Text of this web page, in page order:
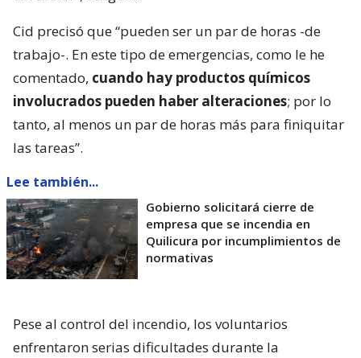
Cid precisó que “pueden ser un par de horas -de
trabajo-. En este tipo de emergencias, como le he
comentado, cuando hay productos químicos
involucrados pueden haber alteraciones; por lo
tanto, al menos un par de horas más para finiquitar
las tareas”.
Lee también...
Gobierno solicitará cierre de
empresa que se incendia en
Quilicura por incumplimientos de
normativas
Pese al control del incendio, los voluntarios
enfrentaron serias dificultades durante la